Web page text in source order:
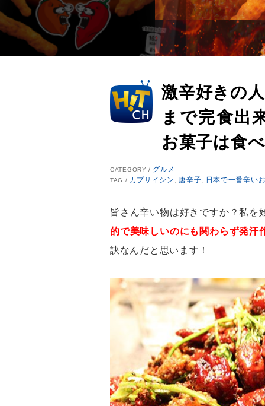
激辛好きの
まで完食出
お菓子は食
CATEGORY / グルメ
TAG / カプサイシン , 唐辛子, 日本で一番辛い
皆さん辛い物は好きですか？私を
的で美味しいのにも関わらず発
訣なんだと思います！